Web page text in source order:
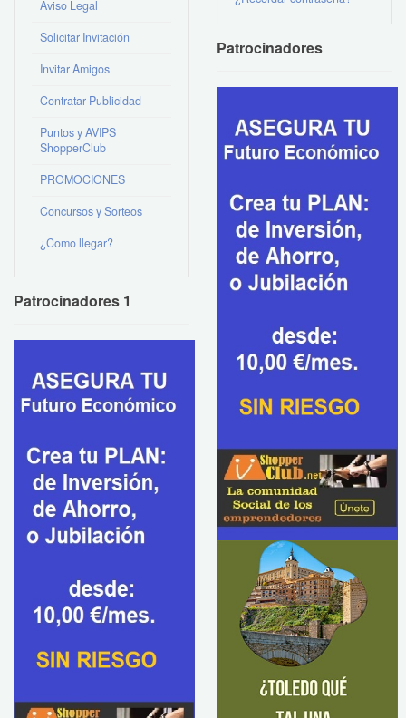
Aviso Legal
Solicitar Invitación
Invitar Amigos
Contratar Publicidad
Puntos y AVIPS
ShopperClub
PROMOCIONES
Concursos y Sorteos
¿Como llegar?
Patrocinadores 1
Patrocinadores